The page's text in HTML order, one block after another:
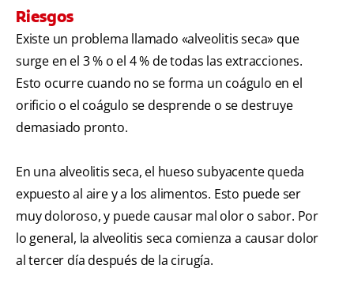
Riesgos
Existe un problema llamado «alveolitis seca» que
surge en el 3 % o el 4 % de todas las extracciones.
Esto ocurre cuando no se forma un coágulo en el
orificio o el coágulo se desprende o se destruye
demasiado pronto.
En una alveolitis seca, el hueso subyacente queda
expuesto al aire y a los alimentos. Esto puede ser
muy doloroso, y puede causar mal olor o sabor. Por
lo general, la alveolitis seca comienza a causar dolor
al tercer día después de la cirugía.